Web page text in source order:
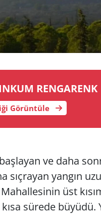
REN­GA­RENK
Görüntüle
ve daha
sıçrayan yangın
üst
sürede büyüdü.